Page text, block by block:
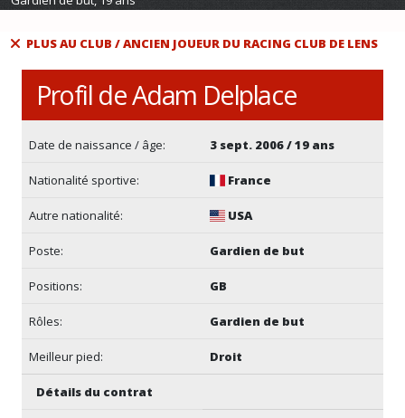
PLUS AU CLUB / ANCIEN JOUEUR DU RACING CLUB DE LENS
Profil de Adam Delplace
Date de naissance / âge: 3 sept. 2006 / 19 ans
Nationalité sportive: France
Autre nationalité: USA
Poste: Gardien de but
Positions: GB
Rôles: Gardien de but
Meilleur pied: Droit
Détails du contrat